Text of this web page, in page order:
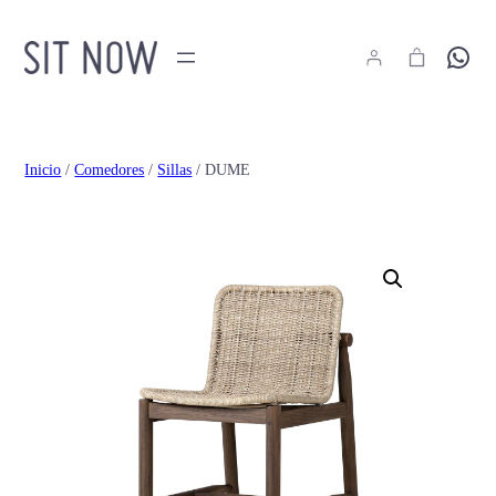
Hola
Inicio /Comedores / Sillas / DUME